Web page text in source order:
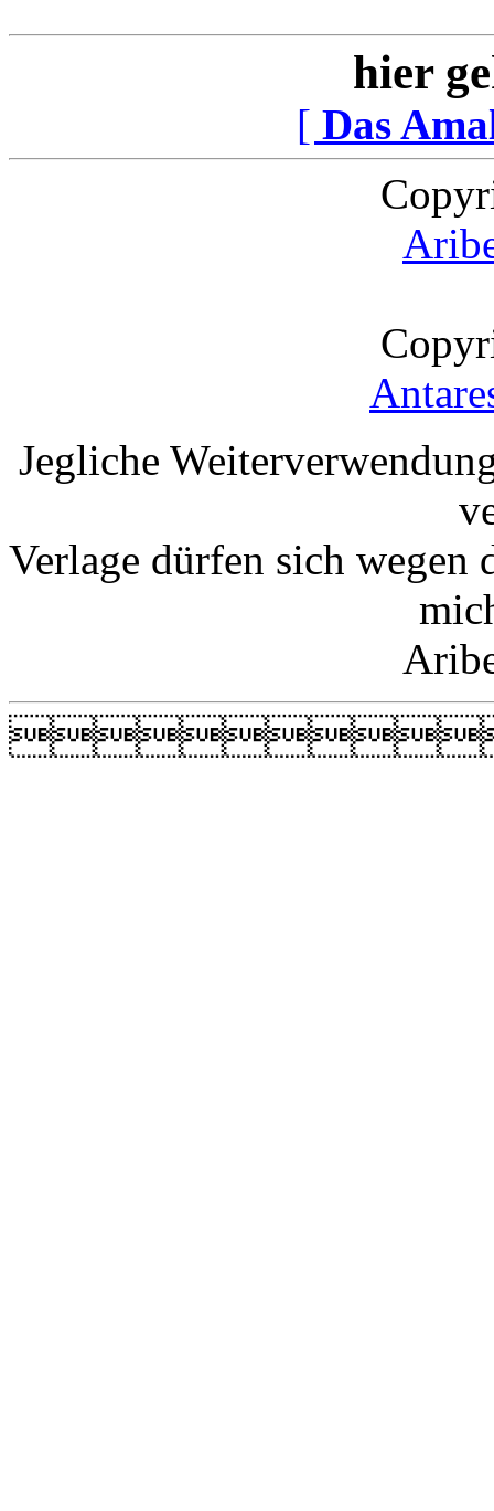
hier
[ Das
Jegliche
Verlage dürfen sich wegen